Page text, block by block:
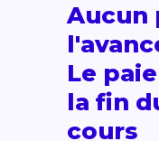
Aucun
Le
la fin
cours